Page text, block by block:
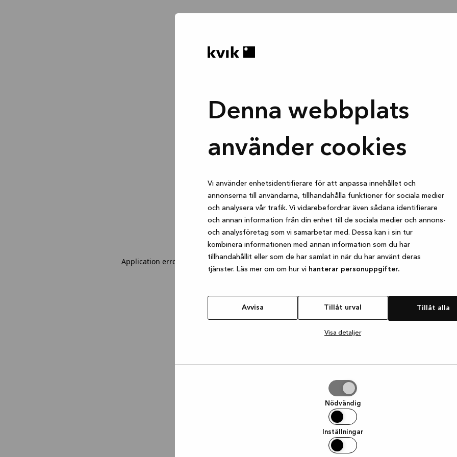
Denna webbplats
använder cookies
Vi använder enhetsidentifierare för att anpassa innehållet och
annonserna till användarna, tillhandahålla funktioner för sociala medier
och analysera vår trafik. Vi vidarebefordrar även sådana identifierare
och annan information från din enhet till de sociala medier och annons-
och analysföretag som vi samarbetar med. Dessa kan i sin tur
kombinera informationen med annan information som du har
tillhandahållit eller som de har samlat in när du har använt deras
tjänster. Läs mer om om hur vi hanterar personuppgifter.
Avvisa Tillåt urval Tillåt alla
Visa detaljer
Nödvändig
Inställningar
Application error: a client-side exception has occurred while loadingwww.kvik.se (see the